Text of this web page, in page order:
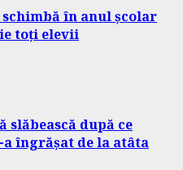
în anul școlar
toți elevii
slăbească după ce
îngrășat de la atâta